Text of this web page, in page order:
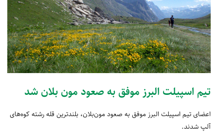
تیم اسپیلت البرز موفق به صعود مون بلان شد
اعضای تیم اسپیلت البرز موفق به صعود مون‌بلان، بلندترین قله رشته کوه‌های
آلپ شدند.